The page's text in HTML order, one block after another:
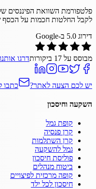
פלטפורמת השוואת הפיננסים
לקבל החלטות חכמות על
דירוג 5.0 ב-Google
מבוסס על 17 ביקורותדרגו אותנו
יש לכם הצעה לאתר? כתבו
השקעה וחיסכון
קופת גמל
קרן פנסיה
קרן השתלמות
גמל להשקעה
פוליסת חיסכון
ביטוח מנהלים
קופה מרכזית לפיצויים
חיסכון לכל ילד